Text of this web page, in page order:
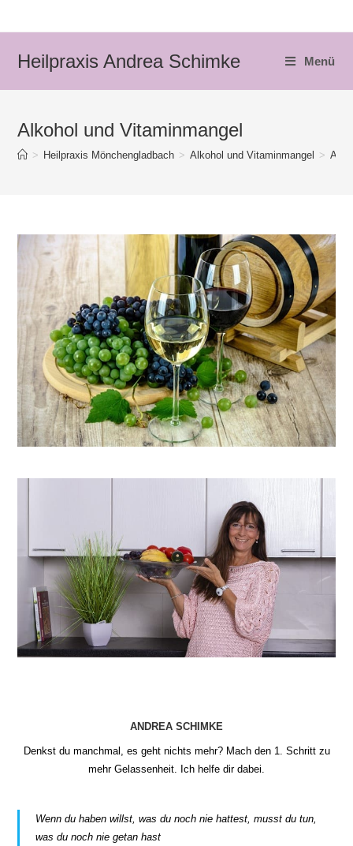
Heilpraxis Andrea Schimke Menü
Alkohol und Vitaminmangel
> Heilpraxis Mönchengladbach > Alkohol und Vitaminmangel >
ANDREA SCHIMKE
Denkst du manchmal, es geht nichts mehr? Mach den 1. Schritt zu
mehr Gelassenheit. Ich helfe dir dabei.
Wenn du haben willst, was du noch nie hattest, musst du tun,
was du noch nie getan hast